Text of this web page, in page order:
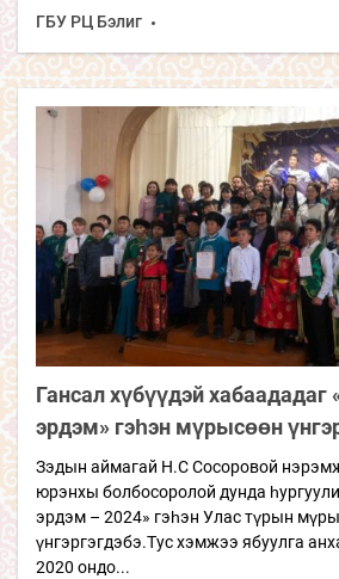
ГБУ РЦ Бэлиг
Гансал хүбүүдэй
эрдэм» гэһэн мүрысөөн
Зэдын аймагай Н.С Сосоровой
юрэнхы болбосоролой дунда
эрдэм – 2024» гэһэн Улас түрын
үнгэргэгдэбэ.Тус хэмжээ ябуулга
2020 ондо...